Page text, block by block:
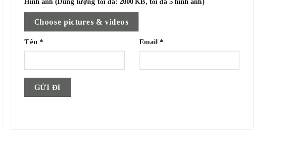
Choose pictures & videos
Tên* Email *